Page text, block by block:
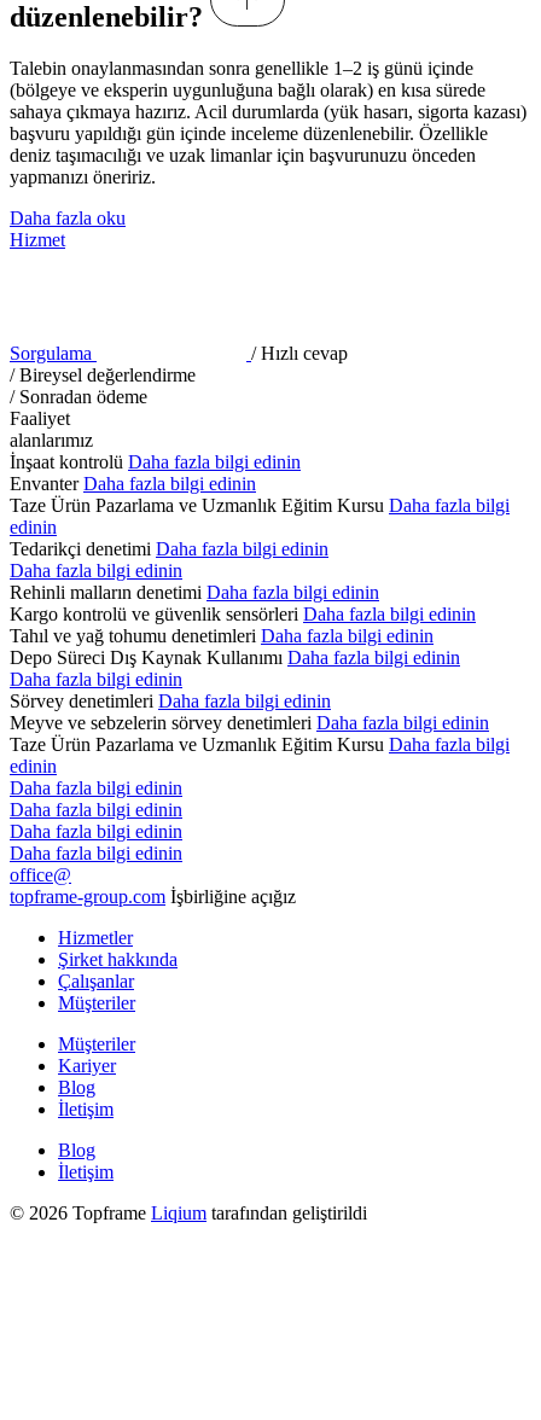
düzenlenebilir?
Talebin onaylanmasından sonra genellikle 1–2 iş günü içinde
(bölgeye ve eksperin uygunluğuna bağlı olarak) en kısa sürede
sahaya çıkmaya hazırız. Acil durumlarda (yük hasarı, sigorta kazası)
başvuru yapıldığı gün içinde inceleme düzenlenebilir. Özellikle
deniz taşımacılığı ve uzak limanlar için başvurunuzu önceden
yapmanızı öneririz.
Daha fazla oku
Hizmet
Sorgulama
/ Hızlı cevap
/ Bireysel değerlendirme
/ Sonradan ödeme
Faaliyet
alanlarımız
İnşaat kontrolü Daha fazla bilgi edinin
Envanter Daha fazla bilgi edinin
Taze Ürün Pazarlama ve Uzmanlık Eğitim Kursu Daha fazla bilgi
edinin
Tedarikçi denetimi Daha fazla bilgi edinin
Daha fazla bilgi edinin
Rehinli malların denetimi Daha fazla bilgi edinin
Kargo kontrolü ve güvenlik sensörleri Daha fazla bilgi edinin
Tahıl ve yağ tohumu denetimleri Daha fazla bilgi edinin
Depo Süreci Dış Kaynak Kullanımı Daha fazla bilgi edinin
Daha fazla bilgi edinin
Sörvey denetimleri Daha fazla bilgi edinin
Meyve ve sebzelerin sörvey denetimleri Daha fazla bilgi edinin
Taze Ürün Pazarlama ve Uzmanlık Eğitim Kursu Daha fazla bilgi
edinin
Daha fazla bilgi edinin
Daha fazla bilgi edinin
Daha fazla bilgi edinin
Daha fazla bilgi edinin
office@
topframe-group.com İşbirliğine açığız
Hizmetler
Şirket hakkında
Çalışanlar
Müşteriler
Müşteriler
Kariyer
Blog
İletişim
Blog
İletişim
© 2026 Topframe Liqium tarafından geliştirildi